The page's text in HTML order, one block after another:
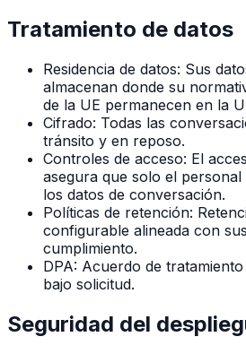
Tratamiento de datos
Residencia de datos: Sus
almacenan donde su
de la UE permanecen en la
Cifrado: Todas las
tránsito y en reposo.
Controles de acceso: El
asegura que solo el
los datos de conversación.
Políticas de retención:
configurable alineada con
cumplimiento.
DPA: Acuerdo de
bajo solicitud.
Seguridad del